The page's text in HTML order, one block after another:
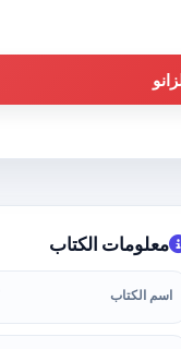
معلومات الكتاب
اسم الكتاب